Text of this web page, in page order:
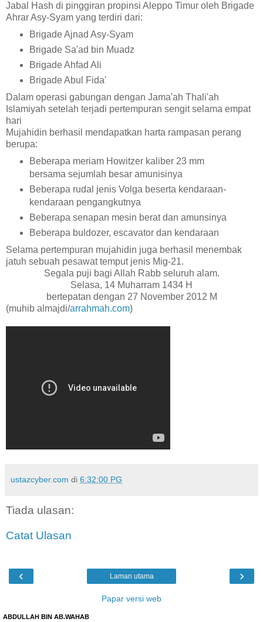
Jabal Hash di pinggiran propinsi Aleppo Timur oleh Brigade
Ahrar Asy-Syam yang terdiri dari:
Brigade Ajnad Asy-Syam
Brigade Sa'ad bin Muadz
Brigade Ahfad Ali
Brigade Abul Fida'
Dalam operasi gabungan dengan Jama'ah Thali'ah
Islamiyah setelah terjadi pertempuran sengit selama empat
hari
Mujahidin berhasil mendapatkan harta rampasan perang
berupa:
Beberapa meriam Howitzer kaliber 23 mm
bersama sejumlah besar amunisinya
Beberapa rudal jenis Volga beserta kendaraan-
kendaraan pengangkutnya
Beberapa senapan mesin berat dan amunsinya
Beberapa buldozer, escavator dan kendaraan
Selama pertempuran mujahidin juga berhasil menembak
jatuh sebuah pesawat temput jenis Mig-21.
Segala puji bagi Allah Rabb seluruh alam.
Selasa, 14 Muharram 1434 H
bertepatan dengan 27 November 2012 M
(muhib almajdi/arrahmah.com)
ustazcyber.com di 6:32:00 PG
Tiada ulasan:
Catat Ulasan
‹ ›
Laman utama
Papar versi web
ABDULLAH BIN AB.WAHAB